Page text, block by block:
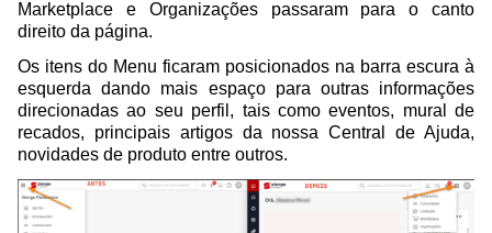
Marketplace e Organizações passaram para o canto
direito da página.
Os itens do Menu ficaram posicionados na barra escura à
esquerda dando mais espaço para outras informações
direcionadas ao seu perfil, tais como eventos, mural de
recados, principais artigos da nossa Central de Ajuda,
novidades de produto entre outros.